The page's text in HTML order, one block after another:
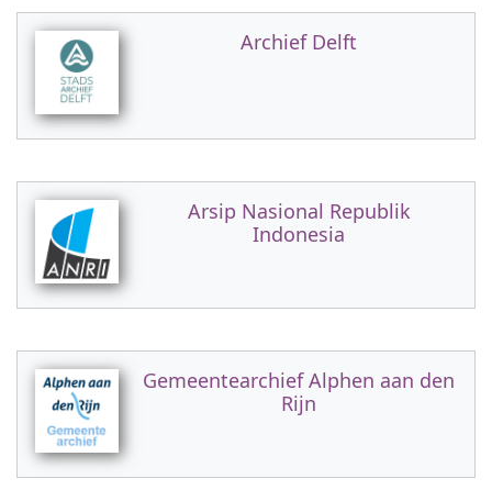
Archief Delft
Arsip Nasional Republik
Indonesia
Gemeentearchief Alphen aan den
Rijn